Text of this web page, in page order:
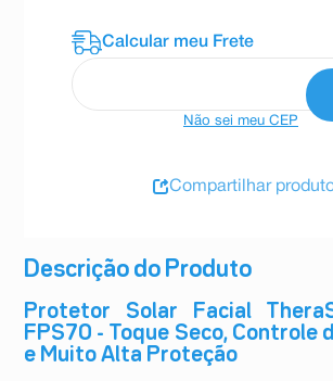
Descrição do Produto
Protetor Solar Facial
FPS70 - Toque Seco, Controle
e Muito Alta Proteção
Não sei meu CEP
Compartilhar